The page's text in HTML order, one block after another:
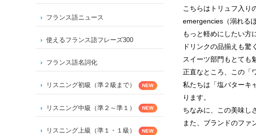
こちらはトリュフ入り
emergencies（溺れる
もっと軽めにしたい方
ドリンクの品揃えも驚
スイーツ部門もとても
正直なところ、この「
私たちは「塩バターキ
ります。
ちなみに、この美味し
また、ブランドのファ
フランス語ニュース
使えるフランス語フレーズ300
フランス語名詞化
リスニング初級（準２級まで） NEW
リスニング中級（準２～準１） NEW
リスニング上級（準１・１級） NEW